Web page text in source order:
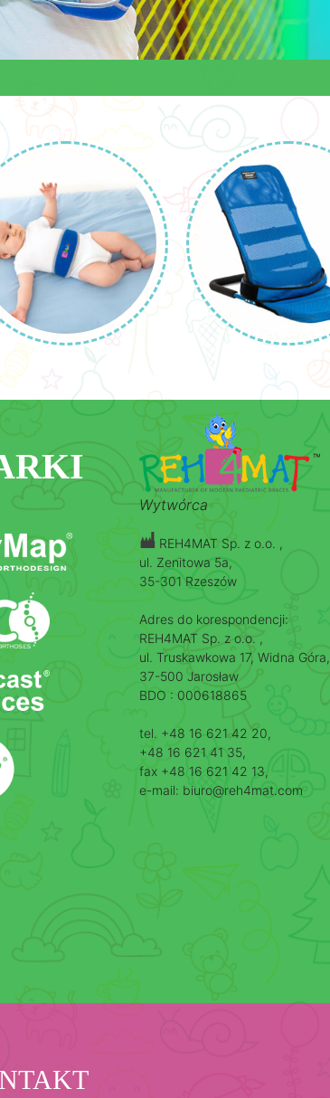
Wytwórca
REH4MAT Sp. z o.o. ,
ul. Zenitowa 5a,
35-301 Rzeszów
Adres do korespondencji:
REH4MAT Sp. z o.o. ,
ul. Truskawkowa 17, Widna Góra,
37-500 Jarosław
BDO : 000618865
tel. +48 16 621 42 20,
+48 16 621 41 35,
fax +48 16 621 42 13,
e-mail: biuro@reh4mat.com